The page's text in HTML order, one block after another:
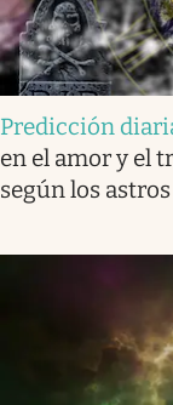
Predicción
en el amor y el
según los astros